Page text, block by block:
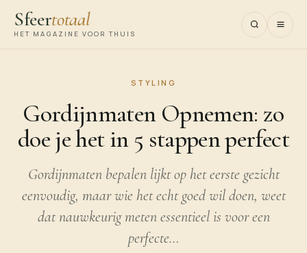
Sfeertotaal
HET MAGAZINE VOOR THUIS
STYLING
Gordijnmaten Opnemen: zo
doe je het in 5 stappen perfect
Gordijnmaten bepalen lijkt op het eerste gezicht
eenvoudig, maar wie het echt goed wil doen, weet
dat nauwkeurig meten essentieel is voor een
perfecte…